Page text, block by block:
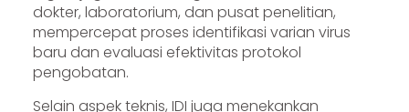
dokter, laboratorium, dan pusat penelitian,
mempercepat proses identifikasi varian virus
baru dan evaluasi efektivitas protokol
pengobatan.
Selain aspek teknis, IDI juga menekankan